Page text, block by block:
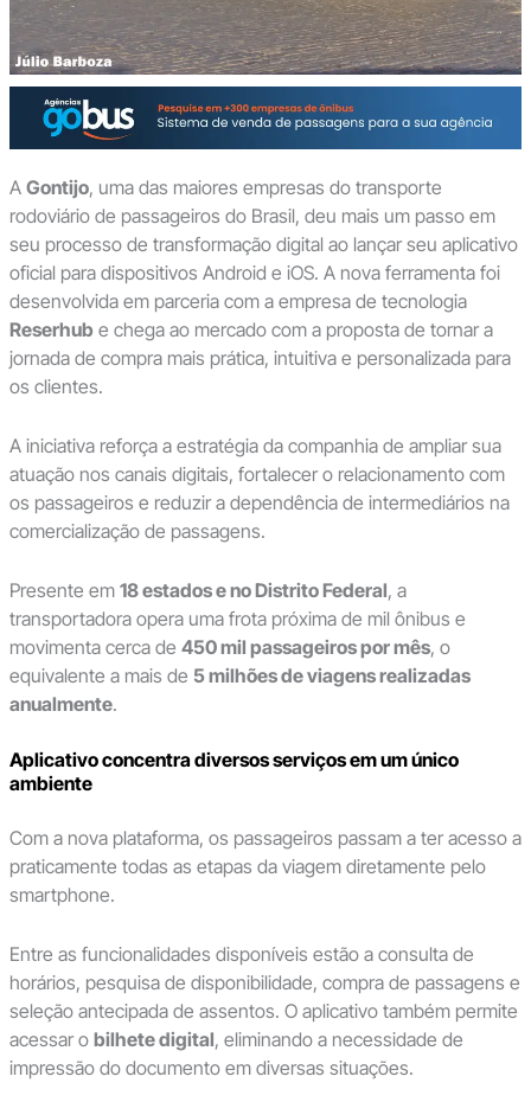
A Gontijo, uma das maiores empresas do transporte
rodoviário de passageiros do Brasil, deu mais um passo em
seu processo de transformação digital ao lançar seu aplicativo
oficial para dispositivos Android e iOS. A nova ferramenta foi
desenvolvida em parceria com a empresa de tecnologia
Reserhube chega ao mercado com a proposta de tornar a
jornada de compra mais prática, intuitiva e personalizada para
os clientes.
A iniciativa reforça a estratégia da companhia de ampliar sua
atuação nos canais digitais, fortalecer o relacionamento com
os passageiros e reduzir a dependência de intermediários na
comercialização de passagens.
Presente em 18 estados e no Distrito Federal, a
transportadora opera uma frota próxima de mil ônibus e
movimenta cerca de 450 mil passageiros por mês, o
equivalente a mais de 5 milhões de viagens realizadas
anualmente.
Aplicativo concentra diversos serviços em um único
ambiente
Com a nova plataforma, os passageiros passam a ter acesso a
praticamente todas as etapas da viagem diretamente pelo
smartphone.
Entre as funcionalidades disponíveis estão a consulta de
horários, pesquisa de disponibilidade, compra de passagens e
seleção antecipada de assentos. O aplicativo também permite
acessar o bilhete digital, eliminando a necessidade de
impressão do documento em diversas situações.